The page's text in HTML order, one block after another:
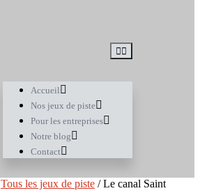
Accueil
Nos jeux de piste
Pour les entreprises
Notre blog
Contact
Tous les jeux de piste / Le canal Saint